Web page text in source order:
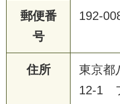
郵便番
号
192-
住所
東京都
12-1